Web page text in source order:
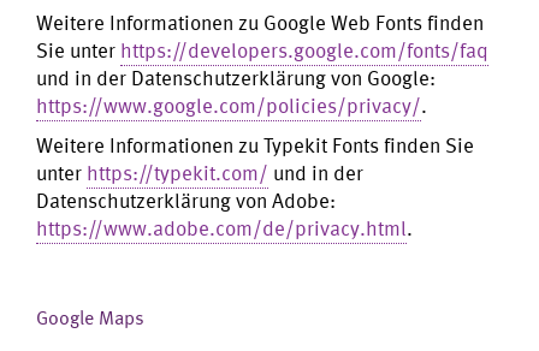
Weitere Informationen zu Google Web Fonts finden
Sie unter https://developers.google.com/fonts/faq
und in der Datenschutzerklärung von Google:
https://www.google.com/policies/privacy/.
Weitere Informationen zu Typekit Fonts finden Sie
unter https://typekit.com/ und in der
Datenschutzerklärung von Adobe:
https://www.adobe.com/de/privacy.html.
Google Maps